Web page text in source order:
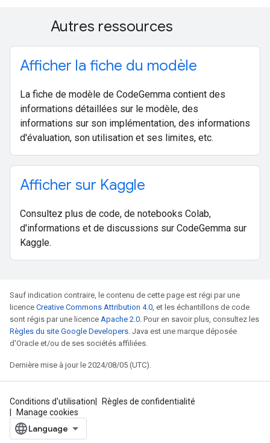
Autres ressources
Afficher la fiche du modèle
La fiche de modèle de CodeGemma contient des
informations détaillées sur le modèle, des
informations sur son implémentation, des informations
d'évaluation, son utilisation et ses limites, etc.
Afficher sur Kaggle
Consultez plus de code, de notebooks Colab,
d'informations et de discussions sur CodeGemma sur
Kaggle.
Sauf indication contraire, le contenu de cette page est régi par une
licence Creative Commons Attribution 4.0, et les échantillons de code
sont régis par une licence Apache 2.0. Pour en savoir plus, consultez les
Règles du site Google Developers. Java est une marque déposée
d'Oracle et/ou de ses sociétés affiliées.
Dernière mise à jour le 2024/08/05 (UTC).
Conditions d'utilisation
Règles de confidentialité
Manage cookies